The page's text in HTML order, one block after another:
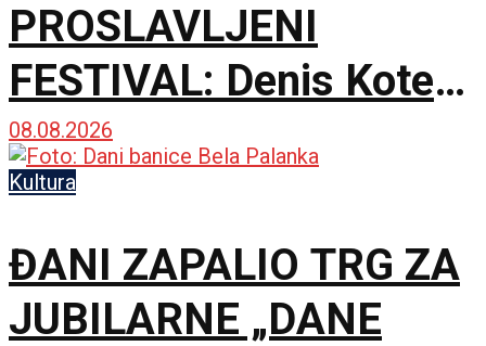
PROSLAVLJENI
FESTIVAL: Denis Kote
predstavio novu dramu
na 79. izdanju u
Lokarnu
08.08.2026
Kultura
ĐANI ZAPALIO TRG ZA
JUBILARNE „DANE